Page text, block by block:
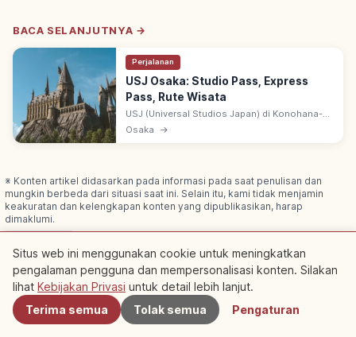
BACA SELANJUTNYA →
Perjalanan
USJ Osaka: Studio Pass, Express
Pass, Rute Wisata
USJ (Universal Studios Japan) di Konohana-
ku, Osaka diakses jalan kaki dari Stasiun
Osaka →
※ Konten artikel didasarkan pada informasi pada saat penulisan dan
mungkin berbeda dari situasi saat ini. Selain itu, kami tidak menjamin
keakuratan dan kelengkapan konten yang dipublikasikan, harap
dimaklumi.
memperoleh komisi dari pemesanan melalui tautan tersebut.
Artikel Terkait
Terdekat
Situs web ini menggunakan cookie untuk meningkatkan
pengalaman pengguna dan mempersonalisasi konten. Silakan
lihat Kebijakan Privasi untuk detail lebih lanjut.
Terima semua
Tolak semua Pengaturan